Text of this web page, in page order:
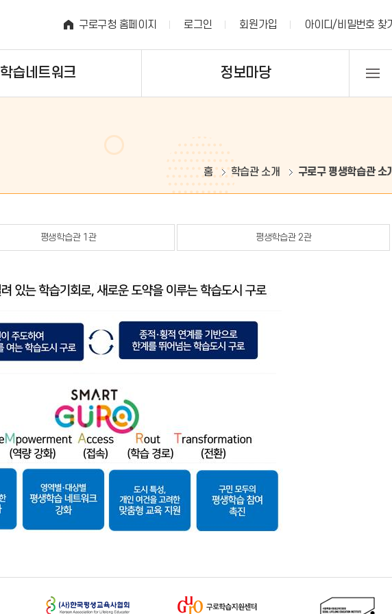
구로구청 홈페이지 로그인 회원가입 아이디/비밀번호 찾
학습네트워크 정보마당
홈 학습관 소개 구로구 평생학습관 소
평생학습관 1관 평생학습관 2관